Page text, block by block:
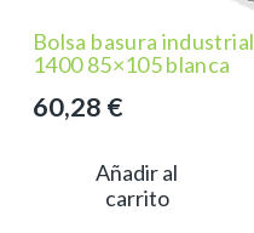
Bolsa basura industrial
1400 85×105 blanca
60,28 €
Añadir al
carrito